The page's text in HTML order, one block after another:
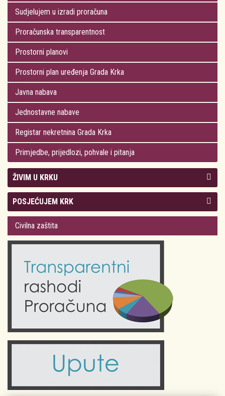
Sudjelujem u izradi proračuna
Proračunska transparentnost
Prostorni planovi
Prostorni plan uređenja Grada Krka
Javna nabava
Jednostavne nabave
Registar nekretnina Grada Krka
Primjedbe, prijedlozi, pohvale i pitanja
ŽIVIM U KRKU
Kolegij gradonačelnika
Gradsko vijeće
Odluke Grada Krka (Službene novine PGŽ)
Obrazovanje
Komunalne usluge
Civilni sektor (arhiva udruga)
Sport i rekreacija
POSJEĆUJEM KRK
Plan Grada Krka
Krk 360° VR panorama
Krk uživo
Fotogalerije
Kalendar događanja
Turistička zajednica otoka Krka
Civilna zaštita